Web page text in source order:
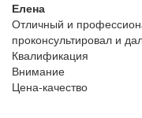
Елена
Отличный и
проконсультировал и
Квалификация
Внимание
Цена-качество